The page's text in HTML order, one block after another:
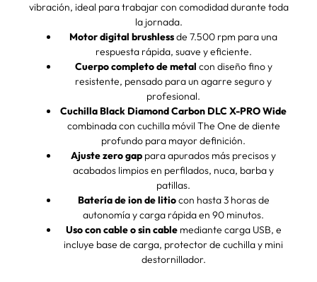
vibración, ideal para trabajar con comodidad durante toda
la jornada.
Motor digital brushlessde 7.500 rpm para una
respuesta rápida, suave y eficiente.
Cuerpo completo de metal con diseño fino y
resistente, pensado para un agarre seguro y
profesional.
Cuchilla Black Diamond Carbon DLC X-PRO Wide
combinada con cuchilla móvil The One de diente
profundo para mayor definición.
Ajuste zero gap para apurados más precisos y
acabados limpios en perfilados, nuca, barba y
patillas.
Batería de ion de litiocon hasta 3 horas de
autonomía y carga rápida en 90 minutos.
Uso con cable o sin cablemediante carga USB, e
incluye base de carga, protector de cuchilla y mini
destornillador.